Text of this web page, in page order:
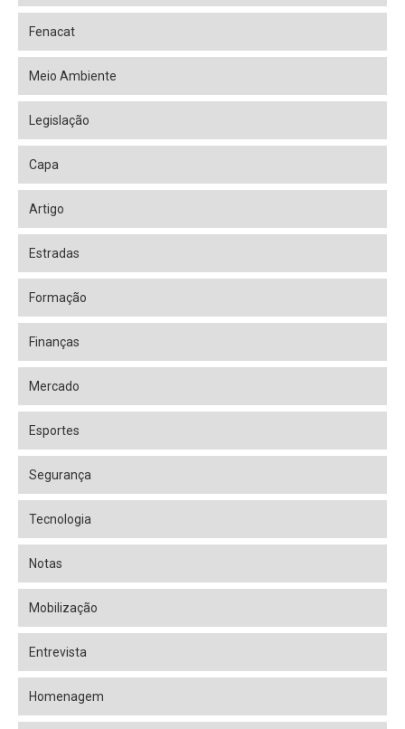
Fenacat
Meio Ambiente
Legislação
Capa
Artigo
Estradas
Formação
Finanças
Mercado
Esportes
Segurança
Tecnologia
Notas
Mobilização
Entrevista
Homenagem